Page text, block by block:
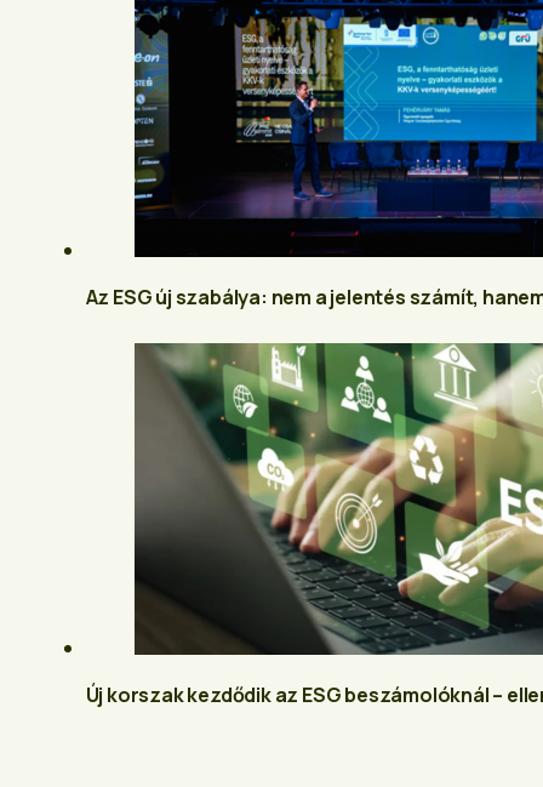
Az ESG új szabálya: nem a jelentés számít,
Új korszak kezdődik az ESG beszámolóknál –